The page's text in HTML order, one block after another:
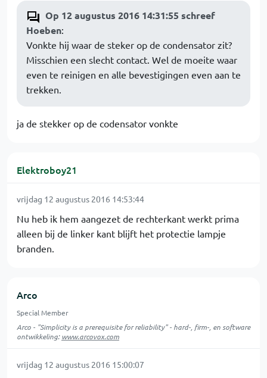
Op 12 augustus 2016 14:31:55 schreef
Hoeben:
Vonkte hij waar de steker op de condensator zit?
Misschien een slecht contact. Wel de moeite waar
even te reinigen en alle bevestigingen even aan te
trekken.
ja de stekker op de codensator vonkte
Elektroboy21
vrijdag 12 augustus 2016 14:53:44
Nu heb ik hem aangezet de rechterkant werkt prima
alleen bij de linker kant blijft het protectie lampje
branden.
Arco
Special Member
Arco - "Simplicity is a prerequisite for reliability" - hard-, firm-, en software
ontwikkeling:www.arcovox.com
vrijdag 12 augustus 2016 15:00:07